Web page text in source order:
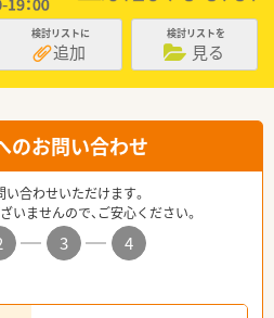
検討リストに
追加
検討リストを
見る
のお問い合わせ
合わせいただけます。
いませんので、ご安心ください。
3
4